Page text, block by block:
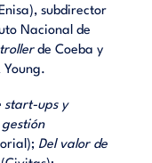
de fondos
subdirector
Nacional de
de Coeba y
start-ups y
Del valor de